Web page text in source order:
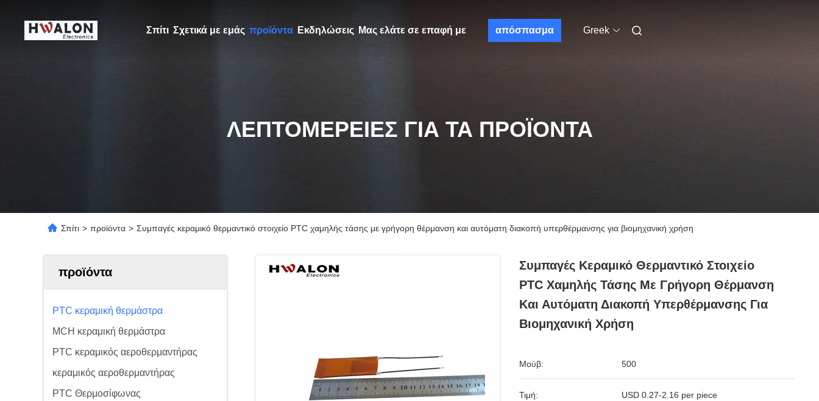
Σπίτι Σχετικά με εμάς προϊόντα Εκδηλώσεις Μας ελάτε σε επαφή με απόσπασμα Greek
ΛΕΠΤΟΜΈΡΕΙΕΣ ΓΙΑ ΤΑ ΠΡΟΪΌΝΤΑ
Σπίτι > προϊόντα > Συμπαγές κεραμικό θερμαντικό στοιχείο PTC χαμηλής τάσης με γρήγορη θέρμανση και αυτόματη διακοπή υπερθέρμανσης για βιομηχανική χρήση
προϊόντα
PTC κεραμική θερμάστρα
MCH κεραμική θερμάστρα
PTC κεραμικός αεροθερμαντήρας
κεραμικός αεροθερμαντήρας
PTC Θερμοσίφωνας
Συμπαγές Κεραμικό Θερμαντικό Στοιχείο
PTC Χαμηλής Τάσης Με Γρήγορη Θέρμανση
Και Αυτόματη Διακοπή Υπερθέρμανσης Για
Βιομηχανική Χρήση
Μούβ: 500
Τιμή: USD 0.27-2.16 per piece